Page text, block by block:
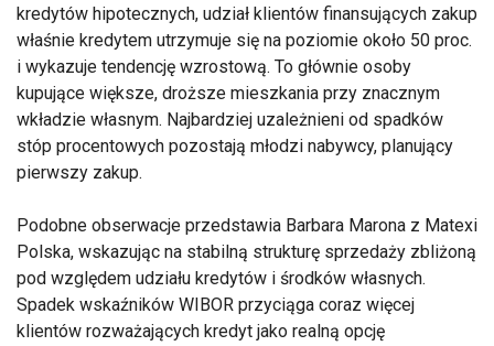
kredytów hipotecznych, udział klientów finansujących zakup
właśnie kredytem utrzymuje się na poziomie około 50 proc.
i wykazuje tendencję wzrostową. To głównie osoby
kupujące większe, droższe mieszkania przy znacznym
wkładzie własnym. Najbardziej uzależnieni od spadków
stóp procentowych pozostają młodzi nabywcy, planujący
pierwszy zakup.
Podobne obserwacje przedstawia Barbara Marona z Matexi
Polska, wskazując na stabilną strukturę sprzedaży zbliżoną
pod względem udziału kredytów i środków własnych.
Spadek wskaźników WIBOR przyciąga coraz więcej
klientów rozważających kredyt jako realną opcję